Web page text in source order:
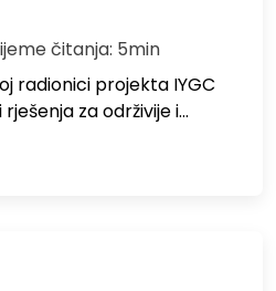
čitanja: 5min
radionici projekta IYGC
za održivije i…